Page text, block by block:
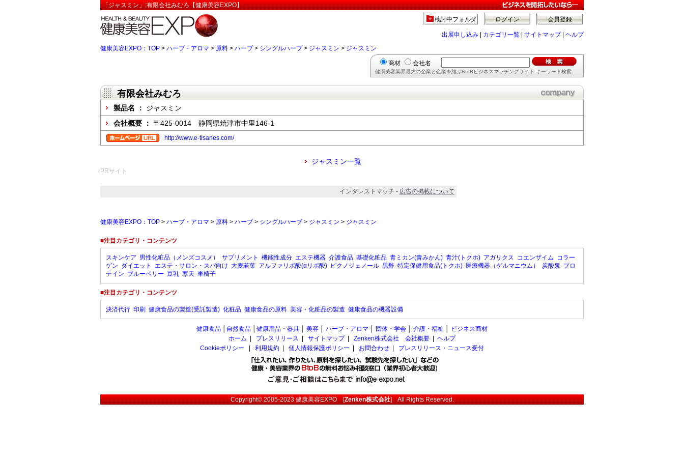
「ジャスミン」:有限会社みむろ【健康美容EXPO】
会員登録
ログイン
検討中フォルダ
出展申し込み カテゴリ一覧 サイトマップ| ヘルプ
健康美容EXPO：TOP > ハーブ・アロマ > 原料 > ハーブ > シングルハーブ > ジャスミン > ジャスミン
商材 会社名
健康美容業界最大の企業と企業を結ぶBtoBビジネスマッチングサイト キーワード検索
有限会社みむろ
製品名 ： ジャスミン
会社概要 ： 〒425-0014 静岡県焼津市中里146-1
http://www.e-tisanes.com/
ジャスミン一覧
PRサイト
インタレストマッチ - 広告の掲載について
健康美容EXPO：TOP > ハーブ・アロマ > 原料 > ハーブ > シングルハーブ > ジャスミン > ジャスミン
■注目カテゴリ・コンテンツ
スキンケア 男性化粧品（メンズコスメ） サプリメント 機能性成分 エステ機器 介護食品 基礎化粧品 青ミカン(青みかん) 青汁(トクホ) アガリクス コエンザイム コラー
ゲン ダイエット エステ・サロン・スパ向け 大麦若葉 アルファリポ酸(αリポ酸) ピクノジェノール 黒酢 特定保健用食品(トクホ) 医療機器（ゲルマニウム） 炭酸泉 プロ
テイン ブルーベリー 豆乳 寒天 車椅子
■注目カテゴリ・コンテンツ
決済代行 印刷 健康食品の製造(受託製造) 化粧品 健康食品の原料 美容・化粧品の製造 健康食品の機器設備
健康食品 自然食品 健康用品・器具 美容 ハーブ・アロマ 団体・学会 介護・福祉
ビジネス商材
ホーム
プレスリリース サイトマップ| Zenken株式会社 会社概要
ヘルプ
Cookieポリシー
利用規約 個人情報保護ポリシー お問合わせ プレスリリース・ニュース受付
Copyright© 2005-2023健康美容EXPO[Zenken株式会社] All Rights Reserved.